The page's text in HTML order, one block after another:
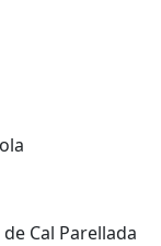
Cal Parellada